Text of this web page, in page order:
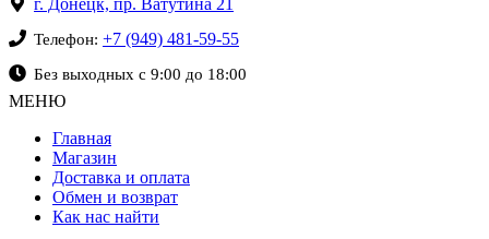
г. Донецк, пр. Ватутина 21
Телефон: +7 (949) 481-59-55
Без выходных с 9:00 до 18:00
МЕНЮ
Главная
Магазин
Доставка и оплата
Обмен и возврат
Как нас найти